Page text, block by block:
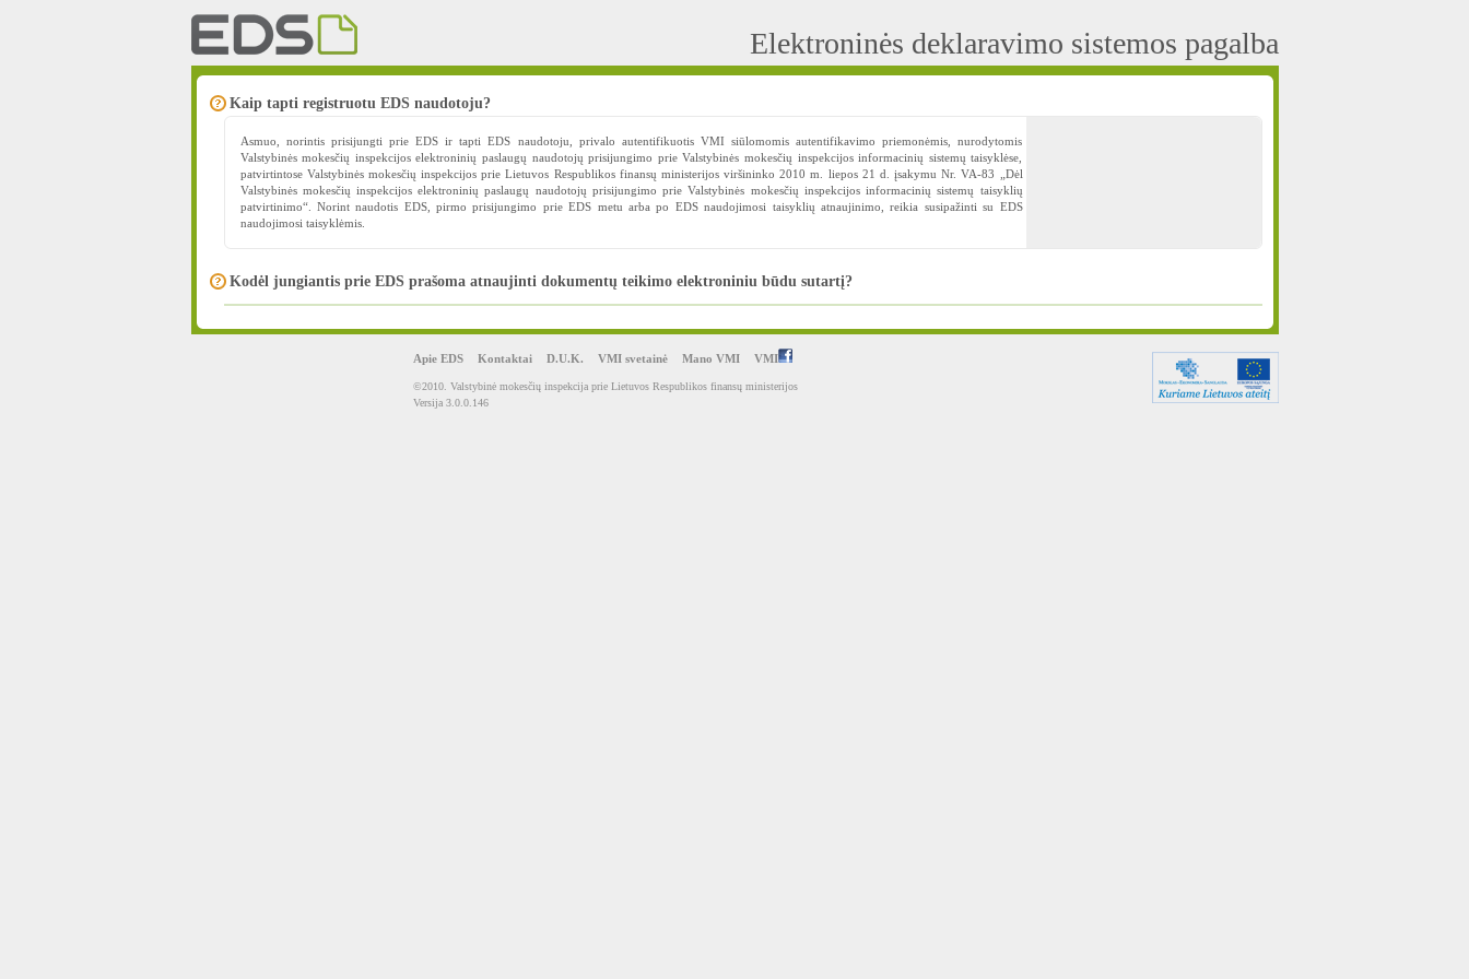
Elektroninės deklaravimo sistemos pagalba
Kaip tapti registruotu EDS naudotoju?
Asmuo, norintis prisijungti prie EDS ir tapti EDS naudotoju, privalo autentifikuotis VMI siūlomomis autentifikavimo priemonėmis, nurodytomis
Valstybinės mokesčių inspekcijos elektroninių paslaugų naudotojų prisijungimo prie Valstybinės mokesčių inspekcijos informacinių sistemų taisyklėse,
patvirtintose Valstybinės mokesčių inspekcijos prie Lietuvos Respublikos finansų ministerijos viršininko 2010 m. liepos 21 d. įsakymu Nr. VA-83 „Dėl
Valstybinės mokesčių inspekcijos elektroninių paslaugų naudotojų prisijungimo prie Valstybinės mokesčių inspekcijos informacinių sistemų taisyklių
patvirtinimo“. Norint naudotis EDS, pirmo prisijungimo prie EDS metu arba po EDS naudojimosi taisyklių atnaujinimo, reikia susipažinti su EDS
naudojimosi taisyklėmis.
Kodėl jungiantis prie EDS prašoma atnaujinti dokumentų teikimo elektroniniu būdu sutartį?
Apie EDS Kontaktai D.U.K. VMI svetainė Mano VMI VMI
©2010. Valstybinė mokesčių inspekcija prie Lietuvos Respublikos finansų ministerijos
Versija 3.0.0.146